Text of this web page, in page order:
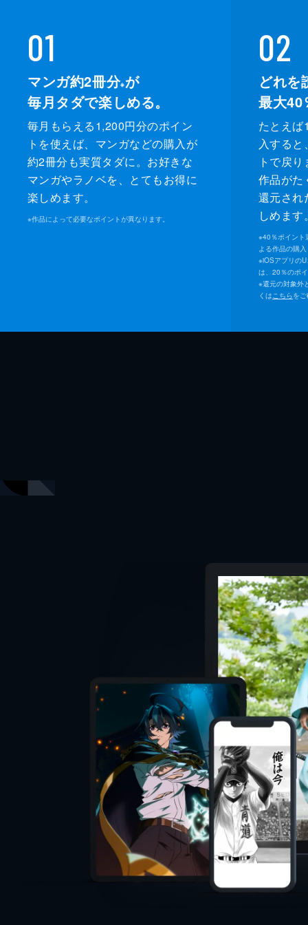
01
マンガ約2冊分※が
毎月タダで楽しめる。
毎月もらえる1,200円分のポイン
トを使えば、マンガなどの購入が
約2冊分も実質タダに。お好きな
マンガやラノベを、とてもお得に
楽しめます。
※作品によって必要なポイントが異なります。
02
どれを
最大40
たとえ
入する
トで戻
作品がた
還元され
しめます
※40％ポイント
よる作品の購
※iOSアプリの
は、20％のポ
※還元の対象外
くはこちらを